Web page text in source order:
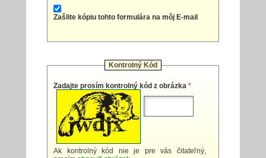
Zašlite kópiu tohto formulára na môj E-mail
Kontrolný Kód
Zadajte prosím kontrolný kód z obrázka *
Ak kontrolný kód nie je pre vás čitateľný,